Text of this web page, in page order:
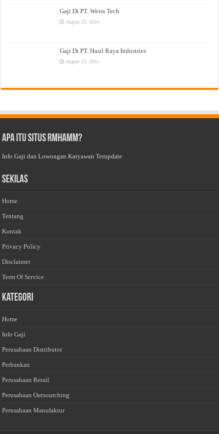
Gaji Di PT. Weiss Tech
August 22, 2024
Gaji Di PT. Hasil Raya Industries
August 22, 2024
Apa Itu Situs Rmhamm?
Info Gaji dan Lowongan Karyawan Terupdate
Sekilas
Home
Tentang
Kontak
Privacy Policy
Disclaimer
Term Of Service
Kategori
Home
Info Gaji
Perusahaan Distributor
Perbankan
Perusahaan Retail
Perusahaan Outsourching
Perusahaan Manufaktur